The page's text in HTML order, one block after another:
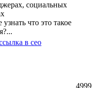
социальных
что это такое
в сео
4999